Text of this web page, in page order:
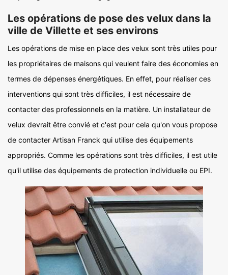
Les opérations de pose des velux dans la
ville de Villette et ses environs
Les opérations de mise en place des velux sont très utiles pour
les propriétaires de maisons qui veulent faire des économies en
termes de dépenses énergétiques. En effet, pour réaliser ces
interventions qui sont très difficiles, il est nécessaire de
contacter des professionnels en la matière. Un installateur de
velux devrait être convié et c'est pour cela qu'on vous propose
de contacter Artisan Franck qui utilise des équipements
appropriés. Comme les opérations sont très difficiles, il est utile
qu'il utilise des équipements de protection individuelle ou EPI.